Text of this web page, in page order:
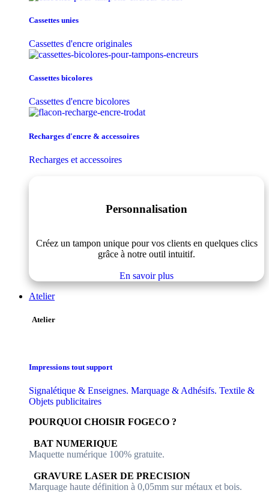
Cassettes unies
Cassettes d'encre originales
Cassettes bicolores
Cassettes d'encre bicolores
Recharges d'encre & accessoires
Recharges et accessoires
Personnalisation
Créez un tampon unique pour vos clients en quelques clics
grâce à notre outil intuitif.
En savoir plus
Atelier
Atelier
Impressions tout support
Signalétique & Enseignes. Marquage & Adhésifs. Textile &
Objets publicitaires
POURQUOI CHOISIR FOGECO ?
​​ BAT NUMERIQUE
Maquette numérique 100% ​gratuite.
​GRAVURE LASER DE PRECISION
Marquage haute définition à 0,05mm sur métaux et bois.